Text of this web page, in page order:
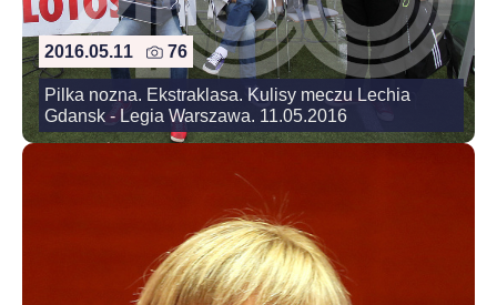
2016.05.11 76
Pilka nozna. Ekstraklasa. Kulisy meczu Lechia
Gdansk - Legia Warszawa. 11.05.2016